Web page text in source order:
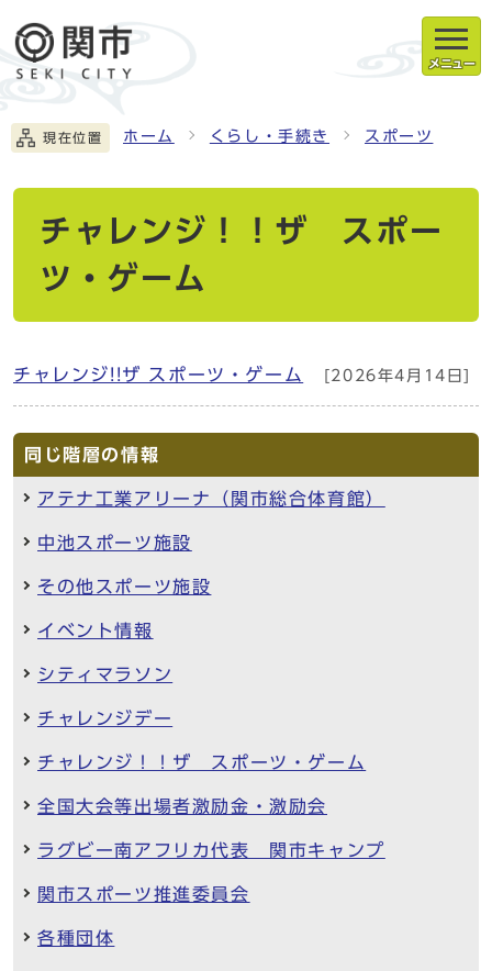
メニュー
現在位置 ホーム くらし・手続き スポーツ
チャレンジ！！ザ スポー
ツ・ゲーム
チャレンジ!!ザ スポーツ・ゲーム [2026年4月14日]
同じ階層の情報
アテナ工業アリーナ（関市総合体育館）
中池スポーツ施設
その他スポーツ施設
イベント情報
シティマラソン
チャレンジデー
チャレンジ！！ザ スポーツ・ゲーム
全国大会等出場者激励金・激励会
ラグビー南アフリカ代表 関市キャンプ
関市スポーツ推進委員会
各種団体